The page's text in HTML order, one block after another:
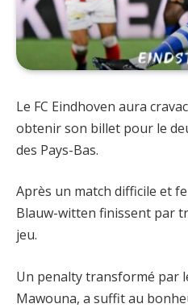
Le FC Eindhoven aura
obtenir son billet pour le
des Pays-Bas.
Après un match difficile et
Blauw-witten finissent par
jeu.
Un penalty transformé par
Mawouna, a suffit au